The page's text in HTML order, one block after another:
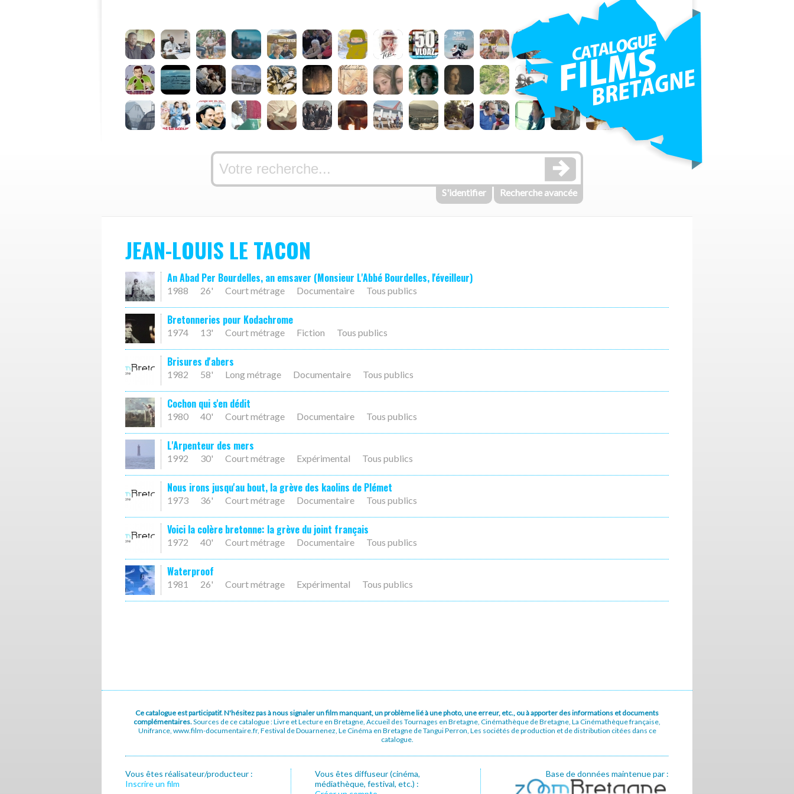
S'identifier Recherche avancée
JEAN-LOUIS LE TACON
An Abad Per Bourdelles, an emsaver (Monsieur L'Abbé Bourdelles, l'éveilleur)
1988 26' Court métrage Documentaire Tous publics
Bretonneries pour Kodachrome
1974 13' Court métrage Fiction Tous publics
Brisures d'abers
1982 58' Long métrage Documentaire Tous publics
Cochon qui s'en dédit
1980 40' Court métrage Documentaire Tous publics
L'Arpenteur des mers
1992 30' Court métrage Expérimental Tous publics
Nous irons jusqu'au bout, la grève des kaolins de Plémet
1973 36' Court métrage Documentaire Tous publics
Voici la colère bretonne: la grève du joint français
1972 40' Court métrage Documentaire Tous publics
Waterproof
1981 26' Court métrage Expérimental Tous publics
Ce catalogue est participatif. N'hésitez pas à nous signaler un film manquant, un problème lié à une photo, une erreur, etc., ou à apporter des informations et documents
complémentaires.Sources de ce catalogue : Livre et Lecture en Bretagne, Accueil des Tournages en Bretagne, Cinémathèque de Bretagne, La Cinémathèque française,
Unifrance, www.film-documentaire.fr, Festival de Douarnenez, Le Cinéma en Bretagne de Tangui Perron, Les sociétés de production et de distribution citées dans ce
catalogue.
Vous êtes réalisateur/producteur :
Inscrire un film
Vous êtes diffuseur (cinéma,
médiathèque, festival, etc.) :
Base de données maintenue par :